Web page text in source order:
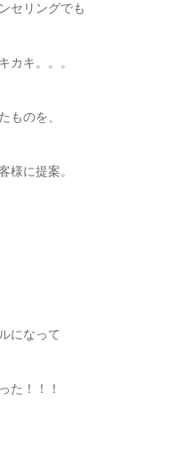
セリングでも
カキ。。。
ものを、
様に提案。
になって
た！！！